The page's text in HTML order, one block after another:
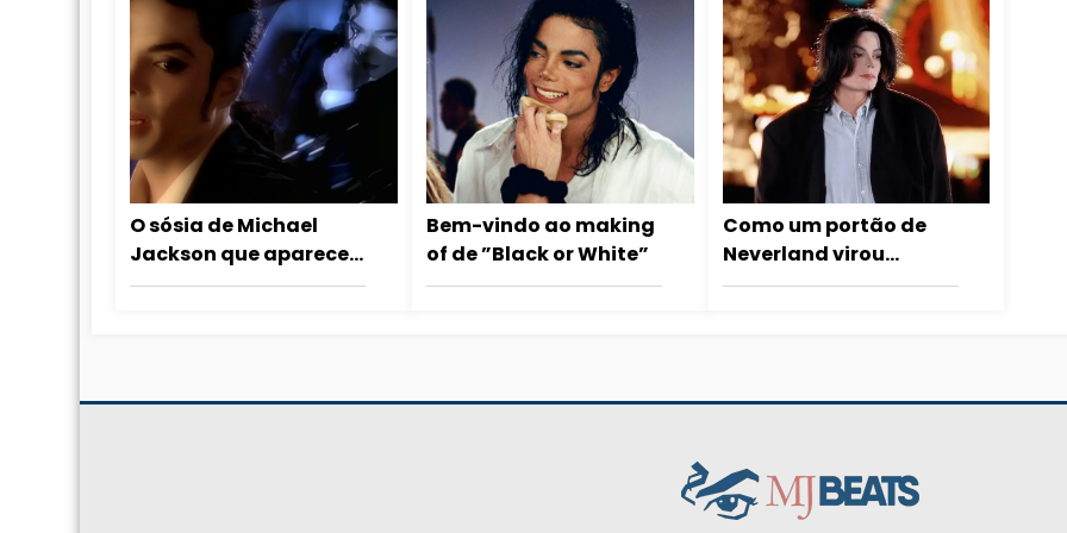
O sósia de Michael
Jackson que aparece
no clipe Who Is It
Bem-vindo ao making
of de ”Black or White”
Como um portão de
Neverland virou
música no álbum